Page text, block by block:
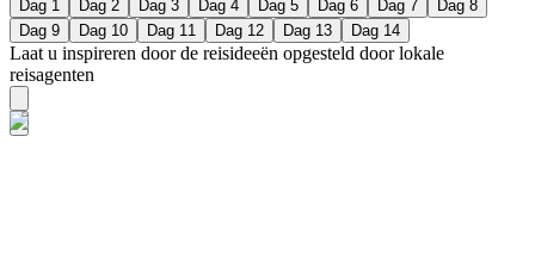
Dag 1 Dag 2 Dag 3 Dag 4 Dag 5 Dag 6 Dag 7
Dag 8
Dag 9
Dag 10 Dag 11 Dag 12 Dag 13 Dag 14
Laat u inspireren door de reisideeën opgesteld door lokale
reisagenten